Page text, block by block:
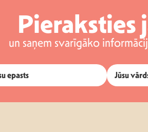
Pieraksties
un saņem svarīgāko